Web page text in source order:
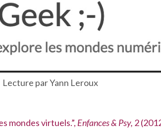
Lecture par Yann Leroux
mondes virtuels.”, Enfances & Psy, 2